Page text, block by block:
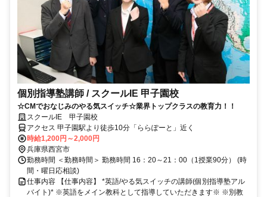
個別指導塾講師 / スクールIE 甲子園校
☆CMでおなじみのやる気スイッチ☆業界トップクラスの教育力！！
スクールIE 甲子園校
アクセス 甲子園駅より徒歩10分「ららぽーと」近く
時給1,200円～2,000円
兵庫県西宮市
勤務時間 ＜勤務時間＞ 勤務時間 16：20～21：00（1授業90分） (時
間・曜日応相談)
仕事内容 【仕事内容】 *英語/やる気スイッチの講師(個別指導塾アル
バイト)* ※英語をメイン教科として指導していただきます※ ※別教